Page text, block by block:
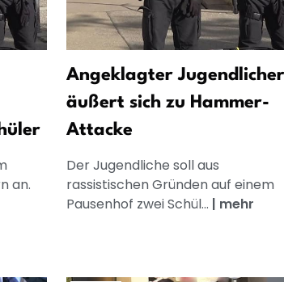
an.
Angeklagter Jugendlicher
äußert sich zu Hammer-
Attacke
Der Jugendliche soll aus
rassistischen Gründen auf einem
Pausenhof zwei Schül... | mehr